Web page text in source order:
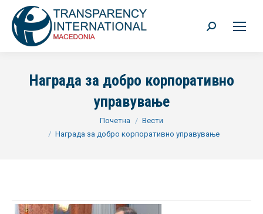
Search:
Награда за добро корпоративно
управување
Почетна
Вести
Награда за добро корпоративно управување